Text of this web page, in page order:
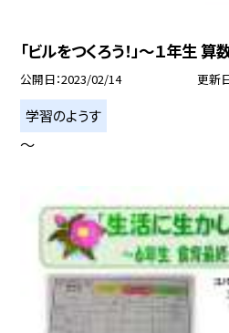
「ビルをつくろう！」〜１年生 算
公開日 2023/02/14 更新
学習のようす
〜